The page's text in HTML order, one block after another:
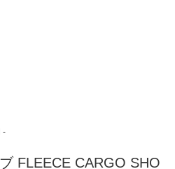
-
FLEECE CARGO SHO